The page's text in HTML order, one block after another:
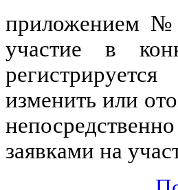
приложением №
участие в
изменить или
заявками на